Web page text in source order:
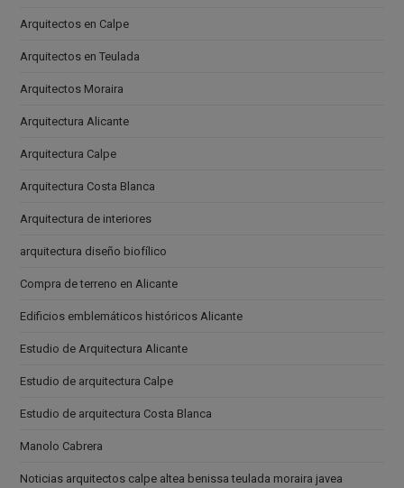
Arquitectos en Calpe
Arquitectos en Teulada
Arquitectos Moraira
Arquitectura Alicante
Arquitectura Calpe
Arquitectura Costa Blanca
Arquitectura de interiores
arquitectura diseño biofílico
Compra de terreno en Alicante
Edificios emblemáticos históricos Alicante
Estudio de Arquitectura Alicante
Estudio de arquitectura Calpe
Estudio de arquitectura Costa Blanca
Manolo Cabrera
Noticias arquitectos calpe altea benissa teulada moraira javea